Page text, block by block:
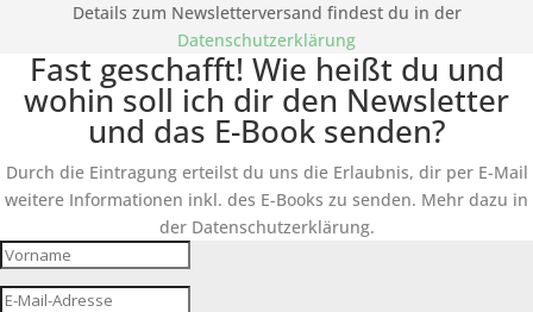
Details zum Newsletterversand findest du in der
Datenschutzerklärung
Fast geschafft! Wie heißt du und
wohin soll ich dir den Newsletter
und das E-Book senden?
Durch die Eintragung erteilst du uns die Erlaubnis, dir per E-Mail
weitere Informationen inkl. des E-Books zu senden. Mehr dazu in
der Datenschutzerklärung.